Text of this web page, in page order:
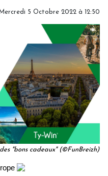
5 Octobre 2022 à 12:50
"bons cadeaux" (©FunBreizh)